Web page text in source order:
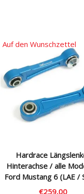
Nach Baugruppen
Wunschliste
Blog
Rechtliches & Service
Hardrace
Hinterachse / alle
Ford Mustang 6 (LAE /
€259,00
Auf den Wunschzettel